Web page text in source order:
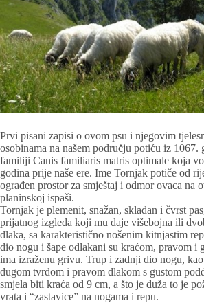
Prvi pisani zapisi o ovom psu i njegovim
osobinama na našem području potiću iz 1067.
familiji Canis familiaris matris optimale koja
godina prije naše ere. Ime Tornjak potiče od
ograđen prostor za smještaj i odmor ovaca na
planinskoj ispaši.
Tornjak je plemenit, snažan, skladan i čvrst
prijatnog izgleda koji mu daje višebojna ili
dlaka, sa karakteristično nošenim kitnjastim
dio nogu i šape odlakani su kraćom, pravom i
ima izraženu grivu. Trup i zadnji dio nogu,
dugom tvrdom i pravom dlakom s gustom
smjela biti kraća od 9 cm, a što je duža to je
vrata i “zastavice” na nogama i repu.